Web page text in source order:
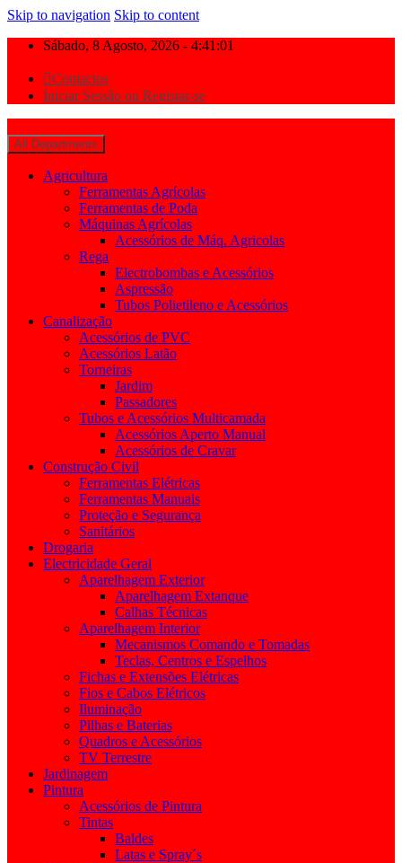
Skip to navigation Skip to content
Sábado, 8 Agosto, 2026 - 4:41:01
Contactos
Iniciar Sessão ou Registar-se
All Departments
Agricultura
Ferramentas Agrícolas
Ferramentas de Poda
Máquinas Agrícolas
Acessórios de Máq. Agricolas
Rega
Electrobombas e Acessórios
Aspressão
Tubos Polietileno e Acessórios
Canalização
Acessórios de PVC
Acessórios Latão
Torneiras
Jardim
Passadores
Tubos e Acessórios Multicamada
Acessórios Aperto Manual
Acessórios de Cravar
Construção Civil
Ferramentas Elétricas
Ferramentas Manuais
Proteção e Segurança
Sanitários
Drogaria
Electricidade Geral
Aparelhagem Exterior
Aparelhagem Extanque
Calhas Técnicas
Aparelhagem Interior
Mecanismos Comando e Tomadas
Teclas, Centros e Espelhos
Fichas e Extensões Elétricas
Fios e Cabos Elétricos
Iluminação
Pilhas e Baterias
Quadros e Acessórios
TV Terrestre
Jardinagem
Pintura
Acessórios de Pintura
Tintas
Baldes
Latas e Spray´s